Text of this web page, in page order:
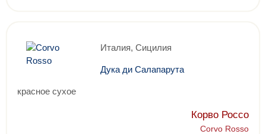
Италия, Сицилия
Дука ди Салапарута
красное сухое
Корво Россо
Corvo Rosso